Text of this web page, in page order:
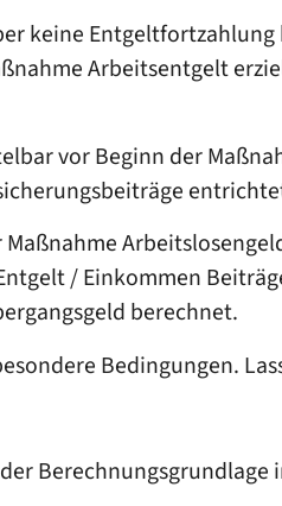
keine
Arbeitsentgelt
vor Beginn der
/ Einkommen
berechnet.
Bedingungen.
Berechnungsgrundlage